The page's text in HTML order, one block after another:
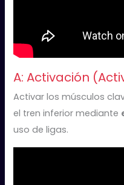
A: Activación
Activar los músculos
el tren inferior mediante
uso de ligas.